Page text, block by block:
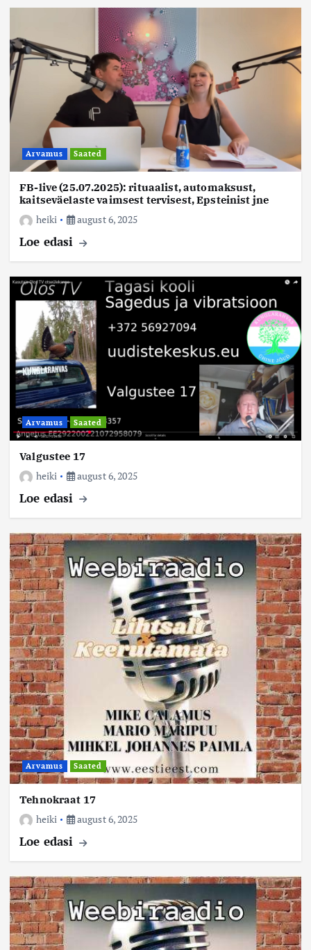
Arvamus Saated
FB-live (25.07.2025): rituaalist, automaksust,
kaitseväelaste vaimsest tervisest, Epsteinist jne
heiki
august 6, 2025
Loe edasi
Arvamus Saated
Valgustee 17
heiki
august 6, 2025
Loe edasi
Arvamus Saated
Tehnokraat 17
heiki
august 6, 2025
Loe edasi